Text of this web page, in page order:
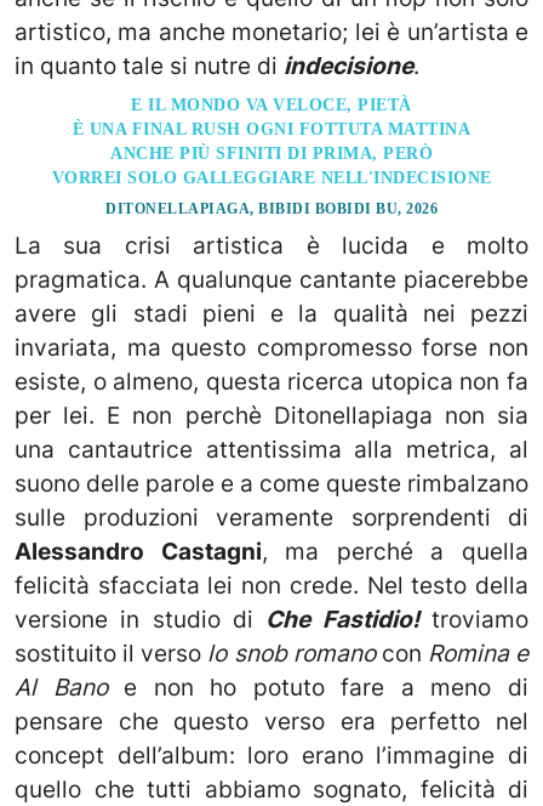
artistico, ma anche monetario; lei è un’artista e
in quanto tale si nutre di indecisione.
E IL MONDO VA VELOCE, PIETÀ
È UNA FINAL RUSH OGNI FOTTUTA MATTINA
ANCHE PIÙ SFINITI DI PRIMA, PERÒ
VORREI SOLO GALLEGGIARE NELL'INDECISIONE
DITONELLAPIAGA, BIBIDI BOBIDI BU, 2026
La sua crisi artistica è lucida e molto
pragmatica. A qualunque cantante piacerebbe
avere gli stadi pieni e la qualità nei pezzi
invariata, ma questo compromesso forse non
esiste, o almeno, questa ricerca utopica non fa
per lei. E non perchè Ditonellapiaga non sia
una cantautrice attentissima alla metrica, al
suono delle parole e a come queste rimbalzano
sulle produzioni veramente sorprendenti di
Alessandro Castagni, ma perché a quella
felicità sfacciata lei non crede. Nel testo della
versione in studio di Che Fastidio!troviamo
sostituito il verso lo snob romanocon Romina e
Al Banoe non ho potuto fare a meno di
pensare che questo verso era perfetto nel
concept dell’album: loro erano l’immagine di
quello che tutti abbiamo sognato, felicità di